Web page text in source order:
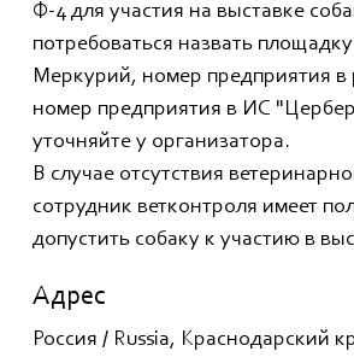
Ф-4 для участия на выставке
потребоваться назвать
Меркурий, номер предприятия в
номер предприятия в ИС
уточняйте у организатора.
В случае отсутствия
сотрудник ветконтроля имеет
допустить собаку к участию в
Адрес
Россия / Russia, Краснодарский